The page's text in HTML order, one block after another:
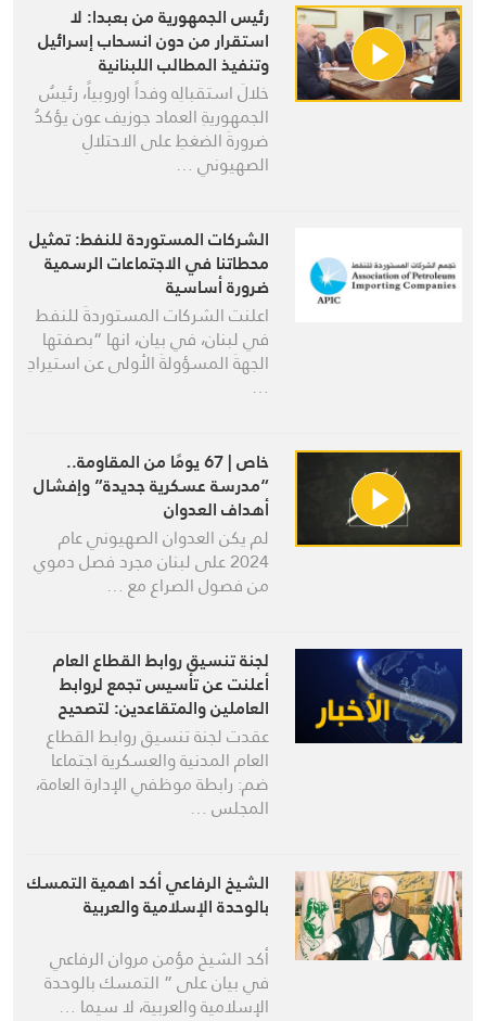
رئيس الجمهورية من بعبدا: لا
استقرار من دون انسحاب إسرائيل
وتنفيذ المطالب اللبنانية
خلالَ استقبالِه وفداً اوروبياً، رئيسُ
الجمهوريةِ العماد جوزيف عون يؤكدُ
ضرورةَ الضغطِ على الاحتلالِ
الصهيوني …
الشركات المستوردة للنفط: تمثيل
محطاتنا في الاجتماعات الرسمية
ضرورة أساسية
اعلنت الشركات المستوردةَ للنفط
في لبنان، في بيان، انها “بصفتها
الجهةَ المسؤولةَ الأولى عن استيرادِ
…
خاص | 67 يومًا من المقاومة..
“مدرسة عسكرية جديدة” وإفشال
أهداف العدوان
لم يكن العدوان الصهيوني عام
2024 على لبنان مجرد فصل دموي
من فصول الصراع مع …
لجنة تنسيق روابط القطاع العام
أعلنت عن تأسيس تجمع لروابط
العاملين والمتقاعدين: لتصحيح
فوري للرواتب لا يقل عن ٥٠٪؜
عقدت لجنة تنسيق روابط القطاع
العام المدنية والعسكرية اجتماعا
ضم: رابطة موظفي الإدارة العامة،
المجلس …
الشيخ الرفاعي أكد اهمية التمسك
بالوحدة الإسلامية والعربية
أكد الشيخ مؤمن مروان الرفاعي
في بيان على ” التمسك بالوحدة
الإسلامية والعربية، لا سيما …